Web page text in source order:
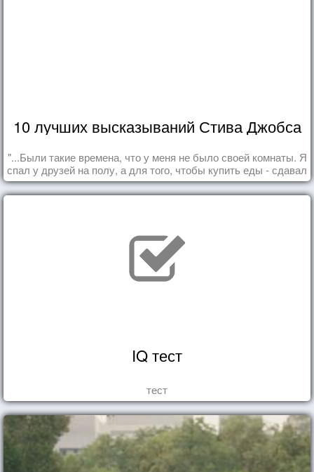
10 лучших высказываний Стива Джобса
"...Были такие времена, что у меня не было своей комнаты. Я
спал у друзей на полу, а для того, чтобы купить еды - сдавал
бутылки из под кока-колы"
IQ тест
тест